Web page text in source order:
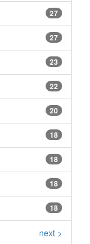
27
27
23
22
20
18
18
18
18
next >